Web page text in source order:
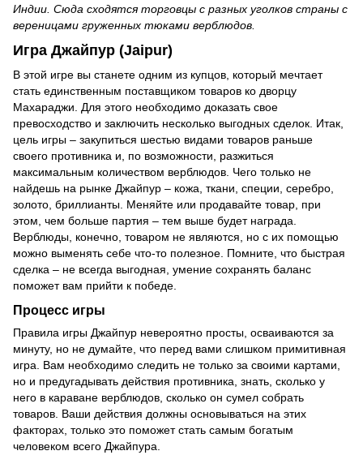
Индии. Сюда сходятся торговцы с разных уголков страны с
вереницами груженных тюками верблюдов.
Игра Джайпур (Jaipur)
В этой игре вы станете одним из купцов, который мечтает
стать единственным поставщиком товаров ко дворцу
Махараджи. Для этого необходимо доказать свое
превосходство и заключить несколько выгодных сделок. Итак,
цель игры – закупиться шестью видами товаров раньше
своего противника и, по возможности, разжиться
максимальным количеством верблюдов. Чего только не
найдешь на рынке Джайпур – кожа, ткани, специи, серебро,
золото, бриллианты. Меняйте или продавайте товар, при
этом, чем больше партия – тем выше будет награда.
Верблюды, конечно, товаром не являются, но с их помощью
можно выменять себе что-то полезное. Помните, что быстрая
сделка – не всегда выгодная, умение сохранять баланс
поможет вам прийти к победе.
Процесс игры
Правила игры Джайпур невероятно просты, осваиваются за
минуту, но не думайте, что перед вами слишком примитивная
игра. Вам необходимо следить не только за своими картами,
но и предугадывать действия противника, знать, сколько у
него в караване верблюдов, сколько он сумел собрать
товаров. Ваши действия должны основываться на этих
факторах, только это поможет стать самым богатым
человеком всего Джайпура.